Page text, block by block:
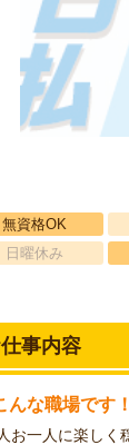
無資格OK
日曜休み
事内容
んな職場です！
お一人に楽しく